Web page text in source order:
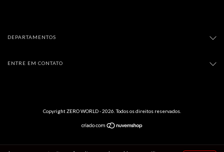
DEPARTAMENTOS
ENTRE EM CONTATO
Copyright ZERO WORLD - 2026. Todos os direitos reservados.